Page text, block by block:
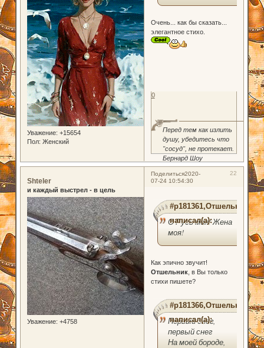
Уважение: +15654
Пол: Женский
Очень... как бы сказать...
элегантное стихо.
Перед тем как излить
душу, убедитесь что
"сосуд", не протекает.
Бернард Шоу
0
Поделиться 22
2020-
07-24 10:54:30
Shteler
и каждый выстрел - в цель
Уважение: +4758
#p181361,Отшельник
написал(а):
О Русь моя! Жена
моя!
Как эпично звучит!
Отшельник, в Вы только
стихи пишете?
#p181366,Отшельник
написал(а):
Первый снег,
первый снег
На моей бороде,